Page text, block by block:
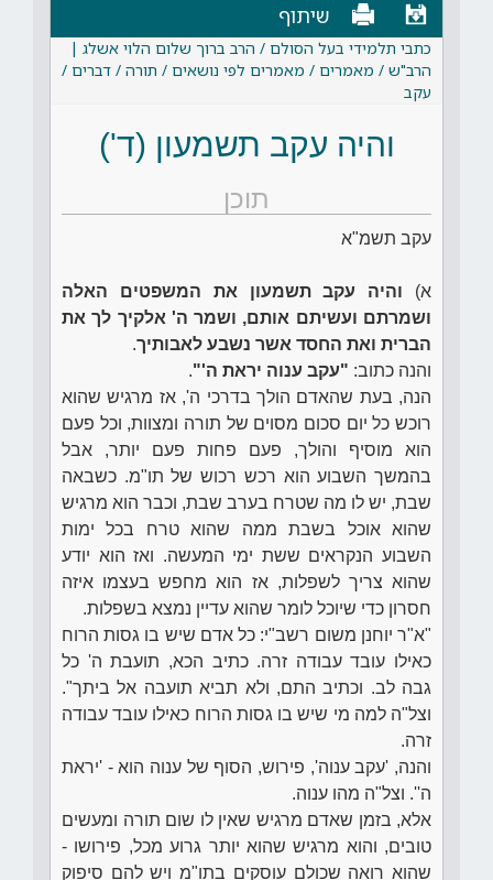
שיתוף
כתבי תלמידי בעל הסולם / הרב ברוך שלום הלוי אשלג |
הרב"ש / מאמרים / מאמרים לפי נושאים / תורה / דברים /
עקב
והיה עקב תשמעון (ד')
תוכן
עקב תשמ"א
א) והיה עקב תשמעון את המשפטים האלה
ושמרתם ועשיתם אותם, ושמר ה' אלקיך לך את
הברית ואת החסד אשר נשבע לאבותיך.
והנה כתוב: "עקב ענוה יראת ה'".
הנה, בעת שהאדם הולך בדרכי ה', אז מרגיש שהוא
רוכש כל יום סכום מסוים של תורה ומצוות, וכל פעם
הוא מוסיף והולך, פעם פחות פעם יותר, אבל
בהמשך השבוע הוא רכש רכוש של תו"מ. כשבאה
שבת, יש לו מה שטרח בערב שבת, וכבר הוא מרגיש
שהוא אוכל בשבת ממה שהוא טרח בכל ימות
השבוע הנקראים ששת ימי המעשה. ואז הוא יודע
שהוא צריך לשפלות, אז הוא מחפש בעצמו איזה
חסרון כדי שיוכל לומר שהוא עדיין נמצא בשפלות.
"א"ר יוחנן משום רשב"י: כל אדם שיש בו גסות הרוח
כאילו עובד עבודה זרה. כתיב הכא, תועבת ה' כל
גבה לב. וכתיב התם, ולא תביא תועבה אל ביתך".
וצל"ה למה מי שיש בו גסות הרוח כאילו עובד עבודה
זרה.
והנה, 'עקב ענוה', פירוש, הסוף של ענוה הוא - 'יראת
ה''. וצל"ה מהו ענוה.
אלא, בזמן שאדם מרגיש שאין לו שום תורה ומעשים
טובים, והוא מרגיש שהוא יותר גרוע מכל, פירושו -
שהוא רואה שכולם עוסקים בתו"מ ויש להם סיפוק